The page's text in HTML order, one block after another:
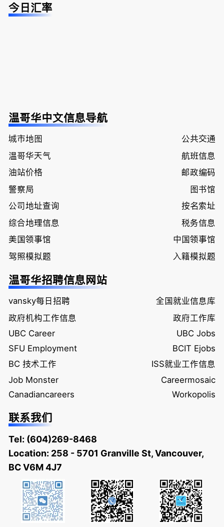
今日汇率
温哥华中文信息导航
城市地图
公共交通
温哥华天气
航班信息
油站价格
邮政编码
警察局
图书馆
公司地址查询
按名索址
综合地理信息
税务信息
美国领事馆
中国领事馆
驾照模拟题
入籍模拟题
温哥华招聘信息网站
vansky每日招聘
全国就业信息库
政府机构工作信息
政府工作库
UBC Career
UBC Jobs
SFU Employment
BCIT Ejobs
BC 技术工作
ISS就业工作信息
Job Monster
Careermosaic
Canadiancareers
Workopolis
联系我们
Tel: (604)269-8468
Location: 258 - 5701 Granville St, Vancouver,
BC V6M 4J7